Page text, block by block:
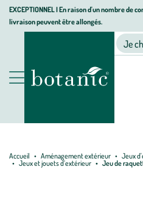
Aller
Aller
au
Aller
au
page
EXCEPTIONNEL I En raison d'un nombre de
livraison peuvent être allongés.
Nos produits
Jardinerie écologique, Je
Accueil Aménagement extérieur
Jeux
Jeux et jouets d’extérieur
Jeu de